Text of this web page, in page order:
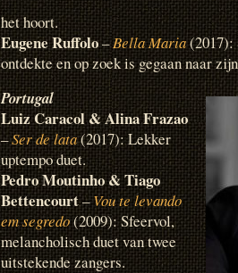
het hoort.
Eugene Ruffolo–Bella Maria
ontdekte en op zoek is gegaan naar
Portugal
Luiz Caracol & Alina Frazao
–Ser de lata(2017): Lekker
uptempo duet.
Pedro Moutinho & Tiago
Bettencourt–Vou te levando
em segredo(2009): Sfeervol,
melancholisch duet van twee
uitstekende zangers.